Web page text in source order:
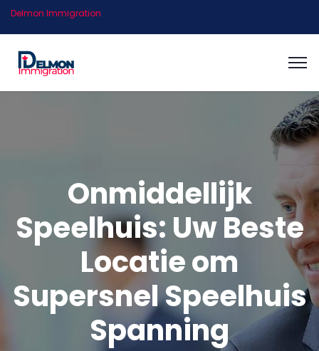
Delmon Immigration
Onmiddellijk
Speelhuis: Uw Beste
Locatie om
Supersnel Speelhuis
Spanning